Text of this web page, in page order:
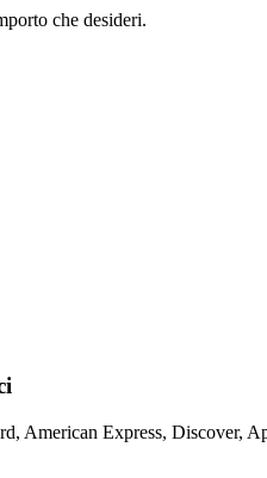
che desideri.
American Express, Discover,